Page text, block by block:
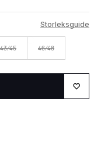
Storleksguide
43/45 46/48